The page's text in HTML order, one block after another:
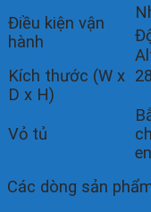
Điều kiện vận
hành
Kích thước (W x
D x H)
Vỏ tủ
Các dòng sản